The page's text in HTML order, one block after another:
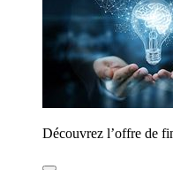
Découvrez l’offre de